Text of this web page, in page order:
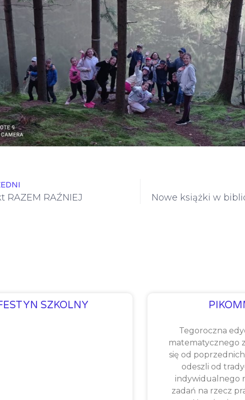
RAZEM RAŹNIEJ Nowe książki w
SZKOLNY
Tegoroczna
matematycznego
się od
odeszli od
indywidualnego
zadań na rzecz